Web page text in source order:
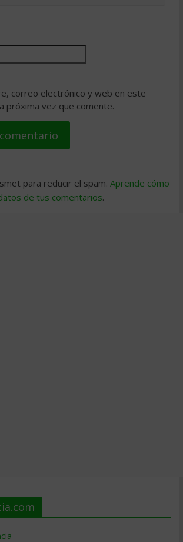
correo electrónico y web en este
próxima vez que comente.
para reducir el spam. Aprende cómo
de tus comentarios.